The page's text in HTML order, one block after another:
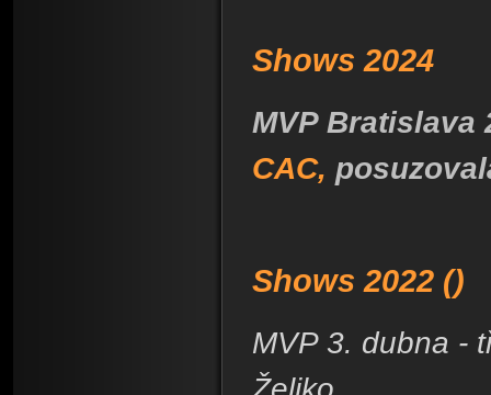
Shows 2024
MVP
CAC,
Shows 2022 ()
MVP 3. dubna -